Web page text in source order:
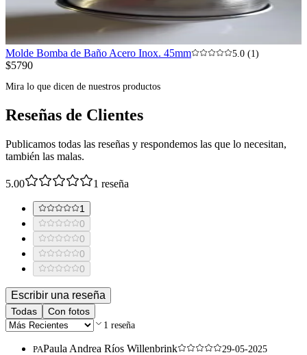
Molde Bomba de Baño Acero Inox. 45mm 5.0 (1)
$5790
Mira lo que dicen de nuestros productos
Reseñas de Clientes
Publicamos todas las reseñas y respondemos las que lo necesitan,
también las malas.
5.00 1 reseña
1
0
0
0
0
Escribir una reseña
Todas Con fotos
1 reseña
PAPaula Andrea Ríos Willenbrink 29-05-2025